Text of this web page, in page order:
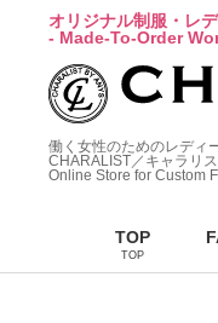
オリジナル制服・レ
- Made-To-Order
働く女性のためのレディ
CHARALIST／キャラリ
Online Store for Custom
TOP
TOP